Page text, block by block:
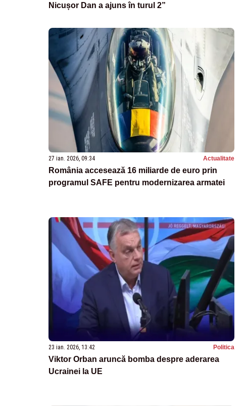
Nicușor Dan a ajuns în turul 2”
27 ian. 2026, 09:34 Actualitate
România accesează 16 miliarde de euro prin
programul SAFE pentru modernizarea armatei
23 ian. 2026, 13:42 Politica
Viktor Orban aruncă bomba despre aderarea
Ucrainei la UE